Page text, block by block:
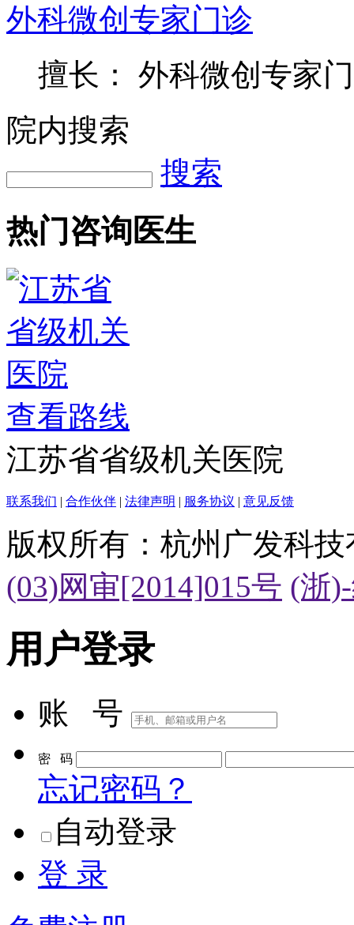
外科微创专家门诊
擅长： 外科微创专家
院内搜索
搜索
热门咨询医生
查看路线
江苏省省级机关医院
联系我们 | 合作伙伴 | 法律声明 | 服务协议 | 意见反馈
版权所有：杭州广发科
(03)网审[2014]015号 (浙
用户登录
账 号
密 码
忘记密码？
自动登录
登 录